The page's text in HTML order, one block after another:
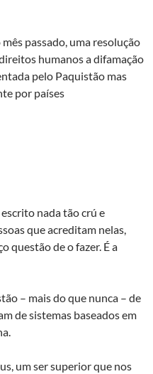
passado, uma resolução
humanos a difamação
pelo Paquistão mas
por países
nada tão crú e
que acreditam nelas,
questão de o fazer. É a
– mais do que nunca – de
de sistemas baseados em
um ser superior que nos